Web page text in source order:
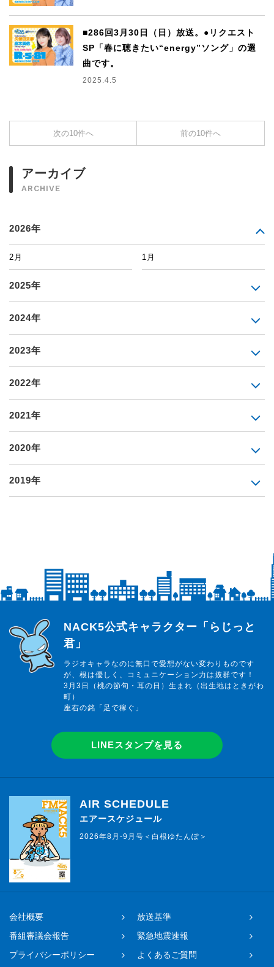
■286回3月30日（日）放送。●リクエスト
SP「春に聴きたい“energy”ソング」の選
曲です。
2025.4.5
次の10件へ 前の10件へ
アーカイブ
ARCHIVE
2026年
2月 1月
2025年
2024年
2023年
2022年
2021年
2020年
2019年
らじっと君
NACK5公式キャラクター「らじっと
君」
ラジオキャラなのに無口で愛想がない変わりものです
が、根は優しく、コミュニケーション力は抜群です！
3月3日（桃の節句・耳の日）生まれ（出生地はときがわ
町）
座右の銘「足で稼ぐ」
LINEスタンプを見る
AIR SCHEDULE
エアースケジュール
2026年8月-9月号＜白根ゆたんぽ＞
会社概要
放送基準
番組審議会報告
緊急地震速報
プライバシーポリシー
よくあるご質問